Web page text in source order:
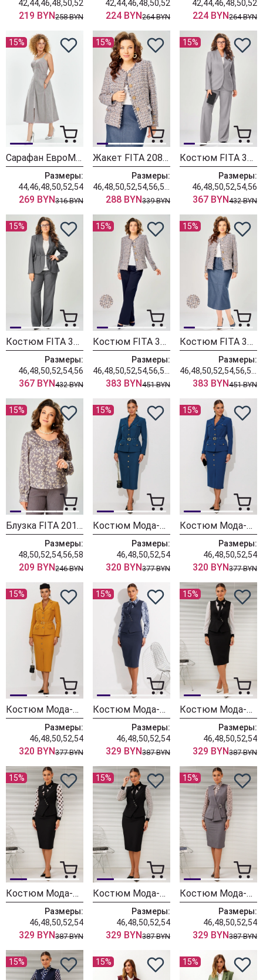
42,44,46,48,50,52
219 BYN258 BYN
42,44,46,48,50,52
224 BYN264 BYN
42,44,46,48,50,52
224 BYN264 BYN
15%
Сарафан ЕвроМода 741 серый + розовая полоска
Размеры:
44,46,48,50,52,54
269 BYN316 BYN
15%
Жакет FITA 20803 бежевый + деним
Размеры:
288 BYN339 BYN
15%
Костюм FITA 3402 серо-бежевый
Размеры:
46,48,50,52,54,56
367 BYN432 BYN
15%
Костюм FITA 3401 графитовый
Размеры:
46,48,50,52,54,56
367 BYN432 BYN
15%
Костюм FITA 3362 сине-бежевый
Размеры:
383 BYN451 BYN
15%
Костюм FITA 3361 бежевый + деним
Размеры:
383 BYN451 BYN
15%
Блузка FITA 20181
Размеры:
48,50,52,54,56,58
209 BYN246 BYN
15%
Костюм Мода-Юрс 26-2935 темная бирюза
Размеры:
46,48,50,52,54
320 BYN377 BYN
15%
Костюм Мода-Юрс 26-2935 синий
Размеры:
46,48,50,52,54
320 BYN377 BYN
15%
Костюм Мода-Юрс 26-2935 горчица
Размеры:
46,48,50,52,54
320 BYN377 BYN
15%
Костюм Мода-Юрс 26-2766 пыльно-синий
Размеры:
46,48,50,52,54
329 BYN387 BYN
15%
Костюм Мода-Юрс 26-2766 черный + мелкий горох
Размеры:
46,48,50,52,54
329 BYN387 BYN
15%
Костюм Мода-Юрс 26-2766 черный + крупный горох
Размеры:
46,48,50,52,54
329 BYN387 BYN
15%
Костюм Мода-Юрс 26-2766 черный + цветы
Размеры:
46,48,50,52,54
329 BYN387 BYN
15%
Костюм Мода-Юрс 26-2538 серый + цветы
Размеры:
46,48,50,52,54
329 BYN387 BYN
15% 15% 15%